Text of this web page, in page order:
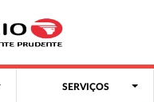
SERVIÇOS